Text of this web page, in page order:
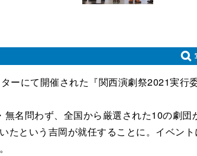
にて開催された『関西演劇祭2021実行
名問わず、全国から厳選された10の劇
たという吉岡が就任することに。イベン